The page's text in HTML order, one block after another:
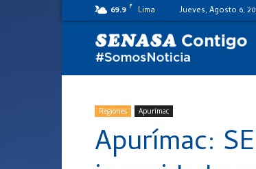
69.9 F Lima Jueves, Agosto 6,
Regiones Apurímac
Apurímac: